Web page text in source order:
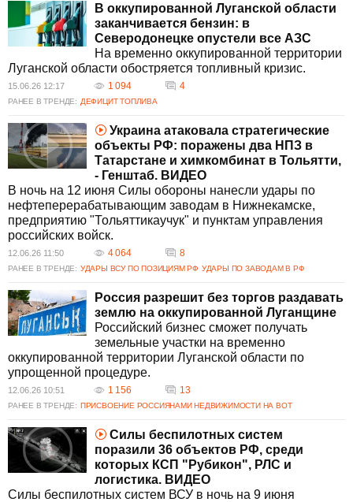
В оккупированной Луганской области
заканчивается бензин: в
Северодонецке опустели все АЗС
На временно оккупированной территории
Луганской области обостряется топливный кризис.
15.06.26 12:17 1 094 4
РАНЕЕ В ТРЕНДЕ: ДЕФИЦИТ ТОПЛИВА
Украина атаковала стратегические
объекты РФ: поражены два НПЗ в
Татарстане и химкомбинат в Тольятти,
- Генштаб. ВИДЕО
В ночь на 12 июня Силы обороны нанесли удары по
нефтеперерабатывающим заводам в Нижнекамске,
предприятию "Тольяттикаучук" и пунктам управления
российских войск.
12.06.26 11:50 4 064 8
РАНЕЕ В ТРЕНДЕ: УДАРЫ ВСУ ПО ПОЗИЦИЯМ РФ УДАРЫ ПО ЗАВОДАМ В РФ
Россия разрешит без торгов раздавать
землю на оккупированной Луганщине
Российский бизнес сможет получать
земельные участки на временно
оккупированной территории Луганской области по
упрощенной процедуре.
12.06.26 10:51 1 156 13
РАНЕЕ В ТРЕНДЕ: ПРИСВОЕНИЕ РОССИЯНАМИ НЕДВИЖИМОСТИ НА ВОТ
Силы беспилотных систем
поразили 36 объектов РФ, среди
которых КСП "Рубикон", РЛС и
логистика. ВИДЕО
Силы беспилотных систем ВСУ в ночь на 9 июня